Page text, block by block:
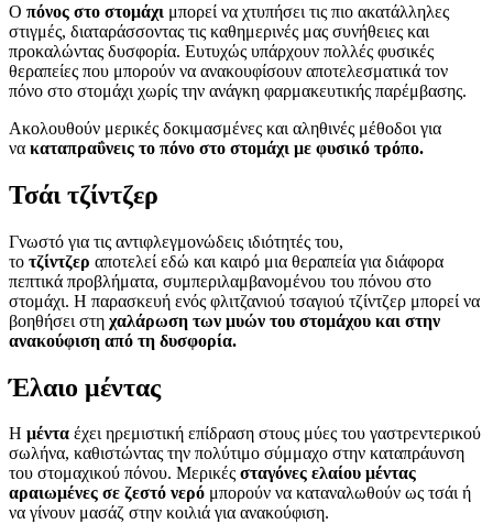
Ο πόνος στο στομάχι μπορεί να χτυπήσει τις πιο ακατάλληλες
στιγμές, διαταράσσοντας τις καθημερινές μας συνήθειες και
προκαλώντας δυσφορία. Ευτυχώς υπάρχουν πολλές φυσικές
θεραπείες που μπορούν να ανακουφίσουν αποτελεσματικά τον
πόνο στο στομάχι χωρίς την ανάγκη φαρμακευτικής παρέμβασης.
Ακολουθούν μερικές δοκιμασμένες και αληθινές μέθοδοι για
να καταπραΰνεις το πόνο στο στομάχι με φυσικό τρόπο.
Τσάι τζίντζερ
Γνωστό για τις αντιφλεγμονώδεις ιδιότητές του,
το τζίντζερ αποτελεί εδώ και καιρό μια θεραπεία για διάφορα
πεπτικά προβλήματα, συμπεριλαμβανομένου του πόνου στο
στομάχι. Η παρασκευή ενός φλιτζανιού τσαγιού τζίντζερ μπορεί να
βοηθήσει στη χαλάρωση των μυών του στομάχου και στην
ανακούφιση από τη δυσφορία.
Έλαιο μέντας
Η μέντα έχει ηρεμιστική επίδραση στους μύες του γαστρεντερικού
σωλήνα, καθιστώντας την πολύτιμο σύμμαχο στην καταπράυνση
του στομαχικού πόνου. Μερικές σταγόνες ελαίου μέντας
αραιωμένες σε ζεστό νερό μπορούν να καταναλωθούν ως τσάι ή
να γίνουν μασάζ στην κοιλιά για ανακούφιση.